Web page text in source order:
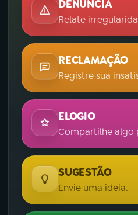
DENÚNCIA
Relate
RECLAMAÇÃO
Registre sua
ELOGIO
Compartilhe algo
SUGESTÃO
Envie uma ideia.